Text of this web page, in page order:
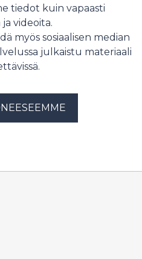
tiedot kuin vapaasti
videoita.
myös sosiaalisen median
julkaistu materiaali